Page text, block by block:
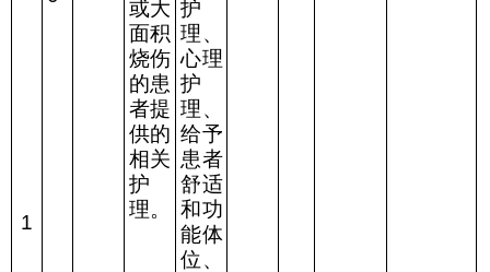
1
或大
面积
烧伤
的患
者提
供的
相关
护
理。
护
理、
心理
护
理、
给予
患者
舒适
和功
能体
位、